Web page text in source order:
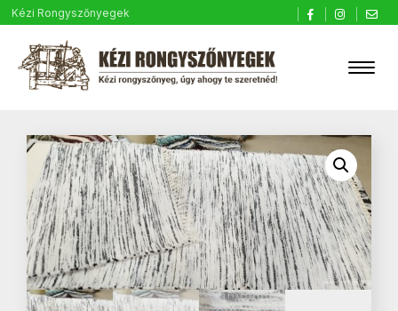
Kézi Rongyszőnyegek